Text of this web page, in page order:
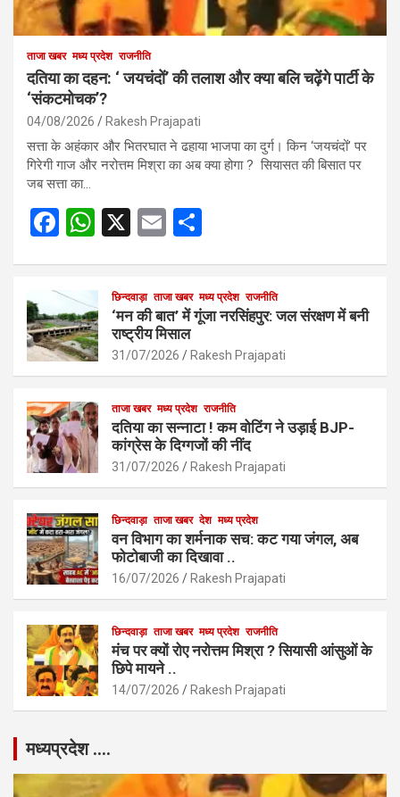
ताजा खबर मध्य प्रदेश राजनीति
दतिया का दहन: ‘ जयचंदों’ की तलाश और क्या बलि चढ़ेंगे पार्टी के
‘संकटमोचक’?
04/08/2026 Rakesh Prajapati
सत्ता के अहंकार और भितरघात ने ढहाया भाजपा का दुर्ग। किन ‘जयचंदों’ पर
गिरेगी गाज और नरोत्तम मिश्रा का अब क्या होगा ? सियासत की बिसात पर
जब सत्ता का…
F
b
o
o
k
W
s
A
p
p
X
E
e
छिन्दवाड़ा ताजा खबर मध्य प्रदेश राजनीति
‘मन की बात’ में गूंजा नरसिंहपुर: जल संरक्षण में बनी
राष्ट्रीय मिसाल
31/07/2026 Rakesh Prajapati
ताजा खबर मध्य प्रदेश राजनीति
दतिया का सन्नाटा ! कम वोटिंग ने उड़ाई BJP-
कांग्रेस के दिग्गजों की नींद
31/07/2026 Rakesh Prajapati
छिन्दवाड़ा ताजा खबर देश मध्य प्रदेश
वन विभाग का शर्मनाक सच: कट गया जंगल, अब
फोटोबाजी का दिखावा ..
16/07/2026 Rakesh Prajapati
छिन्दवाड़ा ताजा खबर मध्य प्रदेश राजनीति
मंच पर क्यों रोए नरोत्तम मिश्रा ? सियासी आंसुओं के
छिपे मायने ..
14/07/2026 Rakesh Prajapati
मध्यप्रदेश ….